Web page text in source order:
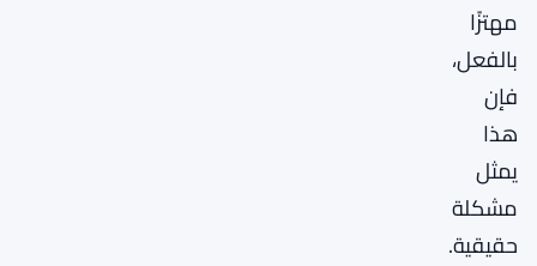
مهتزًا
بالفعل،
فإن
هذا
يمثل
مشكلة
حقيقية.